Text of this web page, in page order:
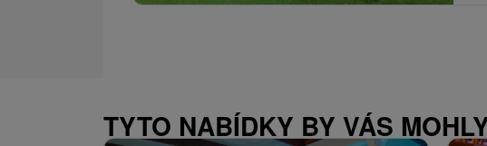
TYTO NABÍDKY BY VÁS